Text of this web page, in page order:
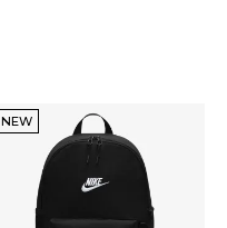
NEW